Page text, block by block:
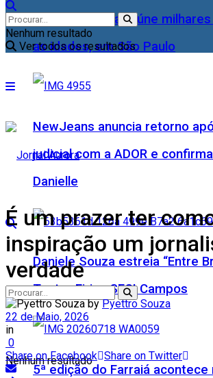
Baixinhos, Xuxa reúne
as idades, em São Paulo
NewJeans anuncia retorno
judicial com a ADOR e
Danielle
Daniele Souza estreia “Entre
Teatro Firjan SESI Campos
5ª edição do Farraiá
Nenhum resultado
Ver todos os resultados
Nenhum resultado
É um prazer ter
inspiração um
verdade
by Pyettro Souza
22 de Maio, 2026
in
0
Share on Facebook Share on Twitter